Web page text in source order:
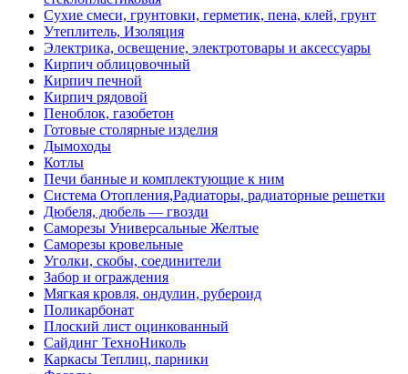
Сухие смеси, грунтовки, герметик, пена, клей, грунт
Утеплитель, Изоляция
Электрика, освещение, электротовары и аксессуары
Кирпич облицовочный
Кирпич печной
Кирпич рядовой
Пеноблок, газобетон
Готовые столярные изделия
Дымоходы
Котлы
Печи банные и комплектующие к ним
Система Отопления,Радиаторы, радиаторные решетки
Дюбеля, дюбель — гвозди
Саморезы Универсальные Желтые
Саморезы кровельные
Уголки, скобы, соединители
Забор и ограждения
Мягкая кровля, ондулин, рубероид
Поликарбонат
Плоский лист оцинкованный
Сайдинг ТехноНиколь
Каркасы Теплиц, парники